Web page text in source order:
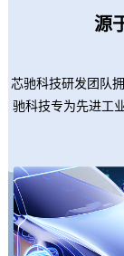
源
芯驰科技研发团队
驰科技专为先进工